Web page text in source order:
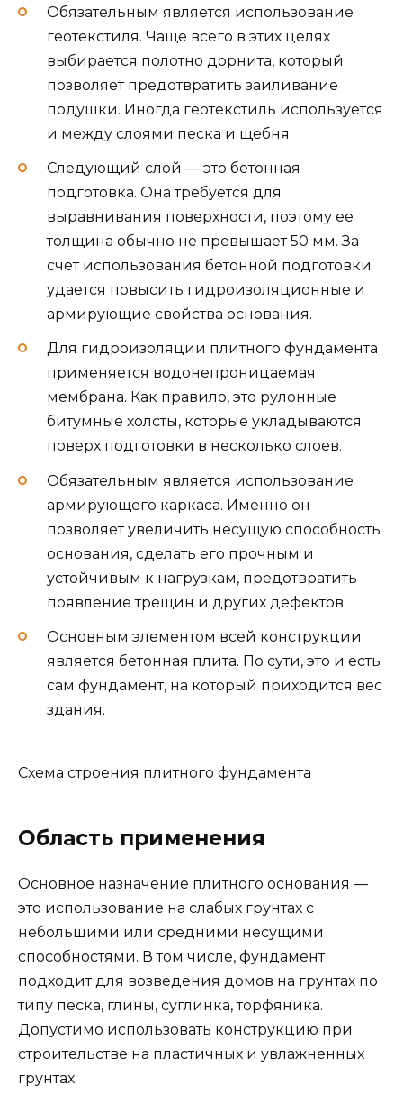
Обязательным является использование
геотекстиля. Чаще всего в этих целях
выбирается полотно дорнита, который
позволяет предотвратить заиливание
подушки. Иногда геотекстиль используется
и между слоями песка и щебня.
Следующий слой — это бетонная
подготовка. Она требуется для
выравнивания поверхности, поэтому ее
толщина обычно не превышает 50 мм. За
счет использования бетонной подготовки
удается повысить гидроизоляционные и
армирующие свойства основания.
Для гидроизоляции плитного фундамента
применяется водонепроницаемая
мембрана. Как правило, это рулонные
битумные холсты, которые укладываются
поверх подготовки в несколько слоев.
Обязательным является использование
армирующего каркаса. Именно он
позволяет увеличить несущую способность
основания, сделать его прочным и
устойчивым к нагрузкам, предотвратить
появление трещин и других дефектов.
Основным элементом всей конструкции
является бетонная плита. По сути, это и есть
сам фундамент, на который приходится вес
здания.
Схема строения плитного фундамента
Область применения
Основное назначение плитного основания —
это использование на слабых грунтах с
небольшими или средними несущими
способностями. В том числе, фундамент
подходит для возведения домов на грунтах по
типу песка, глины, суглинка, торфяника.
Допустимо использовать конструкцию при
строительстве на пластичных и увлажненных
грунтах.